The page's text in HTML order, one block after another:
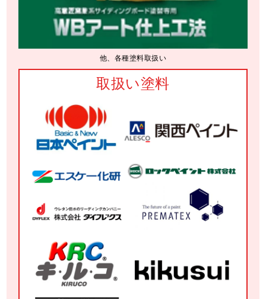
他、各種塗料取扱い
取扱い塗料